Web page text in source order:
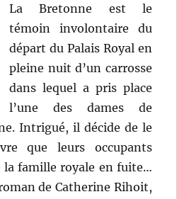
La Bretonne est le
témoin involontaire du
départ du Palais Royal en
pleine nuit d’un carrosse
dans lequel a pris place
l’une des dames de
Intrigué, il décide de le
que leurs occupants
famille royale en fuite…
de Catherine Rihoit,